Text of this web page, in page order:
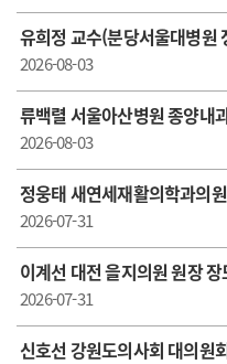
유희정 교수(분당서울대병원
2026-08-03
류백렬 서울아산병원 종양내
2026-08-03
정웅태 새연세재활의학과의
2026-07-31
이계선 대전 을지의원 원장
2026-07-31
신호선 강원도의사회 대의원